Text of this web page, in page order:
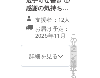
URLを記載しま
す。 ※このリ
ターンは2,000円
のリターンと同
じ内容です。
見どころ満載の
スポット動画。
スクール全体で
応援送り出して
大会終了後の御
礼動画などを盛
感謝の気持ちを
込めてお礼メー
ル（データ） ②
芦屋ラグビース
クールオリジナ
ル動画（デー
タ）《予定内
支援者：12人
お届け予定：
2025年11月
詳細を見る
こ
の
リ
タ
ー
ン
を
選
択
す
る